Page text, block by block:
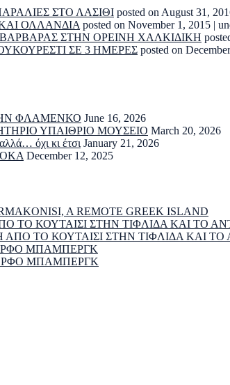
ΣΤΟ ΛΑΣΙΘΙ posted on August 31,
ΟΛΛΑΝΔΙΑ posted on November 1, 2015 |
ΣΤΗΝ ΟΡΕΙΝΗ ΧΑΛΚΙΔΙΚΗ
ΣΕ 3 ΗΜΕΡΕΣ posted on
ΦΛΑΜΕΝΚΟ June 16, 2026
ΥΠΑΙΘΡΙΟ ΜΟΥΣΕΙΟ March 20, 2026
όχι κι έτσι January 21, 2026
December 12, 2025
A REMOTE GREEK ISLAND
ΤΟ ΚΟΥΤΑΙΣΙ ΣΤΗΝ ΤΙΦΛΙΔΑ ΚΑΙ ΤΟ
ΤΟ ΚΟΥΤΑΙΣΙ ΣΤΗΝ ΤΙΦΛΙΔΑ ΚΑΙ ΤΟ
ΜΠΑΜΠΕΡΓΚ
ΜΠΑΜΠΕΡΓΚ